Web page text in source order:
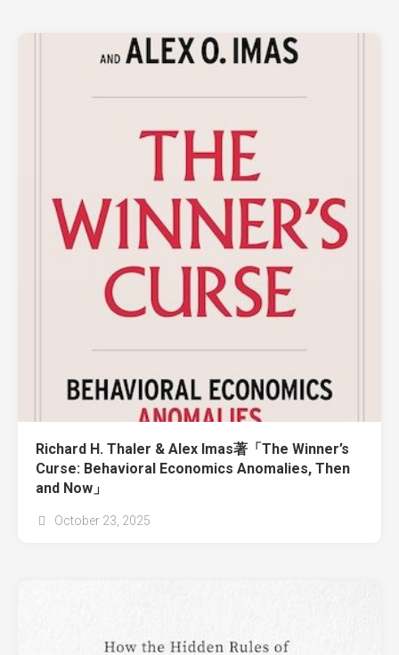
Richard H. Thaler & Alex Imas著「The Winner’s
Curse: Behavioral Economics Anomalies, Then
and Now」
October 23, 2025